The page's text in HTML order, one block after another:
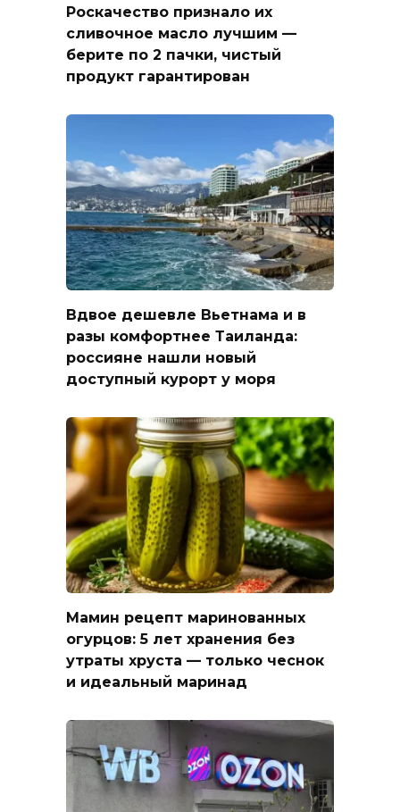
Роскачество признало их
сливочное масло лучшим —
берите по 2 пачки, чистый
продукт гарантирован
Вдвое дешевле Вьетнама и в
разы комфортнее Таиланда:
россияне нашли новый
доступный курорт у моря
Мамин рецепт маринованных
огурцов: 5 лет хранения без
утраты хруста — только чеснок
и идеальный маринад